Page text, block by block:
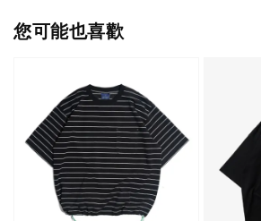
您可能也喜歡